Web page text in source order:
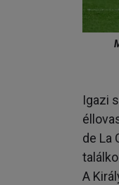
Igazi
de La
A